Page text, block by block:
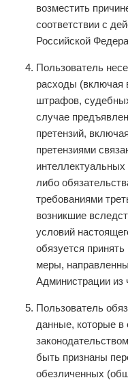
возместить
соответствии с
Российской
Пользователь
расходы (включая
штрафов,
случае
претензий,
претензиями
интеллектуальных
либо
требованиями
возникшие
условий
обязуется
меры,
Администрации из
Пользователь
данные, которые в
быть признаны
обезличенных